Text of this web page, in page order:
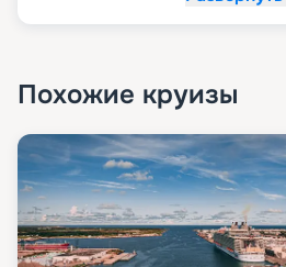
Похожие круизы